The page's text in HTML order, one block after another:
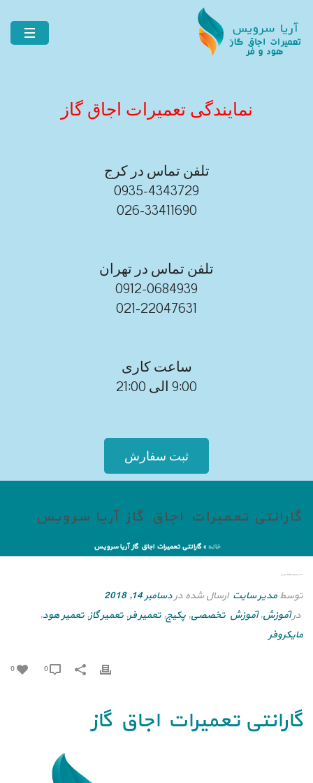
نمایندگی تعمیرات اجاق گاز
تلفن تماس در کرج
0935-4343729
026-33411690
تلفن تماس در تهران
0912-0684939
021-22047631
ساعت کاری
9:00 الی 21:00
ثبت سفارش
گارانتی تعمیرات اجاق گاز آریا سرویس
خانه »گارانتی تعمیرات اجاق گاز آریا سرویس
گارانتی تعمیرات اجاق گاز آریا سرویس
توسطمدیر سایت ارسال شده دردسامبر 14, 2018
درآموزش,آموزش تخصصی,پکیج,تعمیر فر,تعمیر گاز,تعمیر هود,
مایکروفر
0
گارانتی تعمیرات اجاق گاز